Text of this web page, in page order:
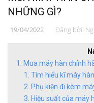
NHỮNG GÌ?
19/04/2022 Đăng bởi:
Mua máy hàn chính
Tìm hiểu kĩ máy
Phụ kiện đi kèm
Hiệu suất của máy